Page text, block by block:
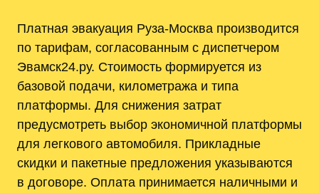
Платная эвакуация Руза-Москва производится
по тарифам, согласованным с диспетчером
Эвамск24.ру. Стоимость формируется из
базовой подачи, километража и типа
платформы. Для снижения затрат
предусмотреть выбор экономичной платформы
для легкового автомобиля. Прикладные
скидки и пакетные предложения указываются
в договоре. Оплата принимается наличными и